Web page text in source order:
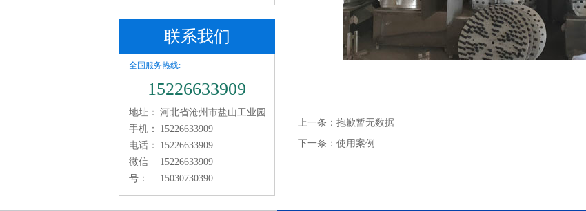
联系我们
全国服务热线:
15226633909
地址： 河北省沧州市盐山工业园
手机：
15226633909
电话：
15226633909
微信
号：
15226633909
15030730390
上一条： 抱歉暂无数据
下一条： 使用案例